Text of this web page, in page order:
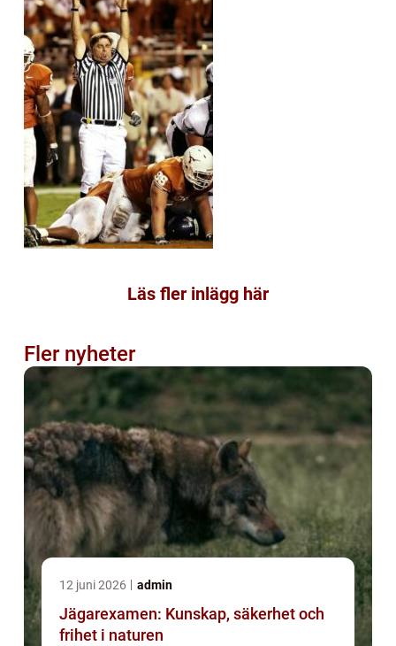
Läs fler inlägg här
Fler nyheter
12 juni 2026 admin
Jägarexamen: Kunskap, säkerhet och
frihet i naturen